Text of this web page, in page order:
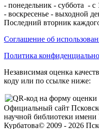
- понедельник - суббота - с
- воскресенье - выходной
Последний вторник
Соглашение об
Политика
Независимая оценка
коду или по ссылке ниже:
Официальный сайт
научной библиотеки имени
Курбатова© 2009 - 2026